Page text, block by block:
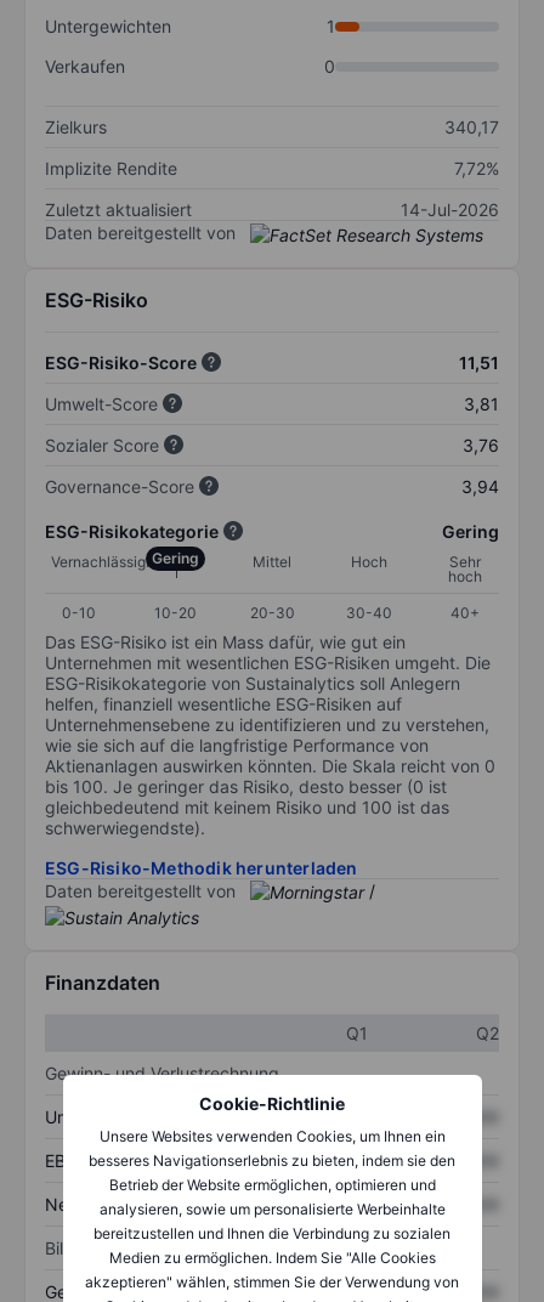
Cookie-Richtlinie
Unsere Websites verwenden Cookies, um Ihnen ein
besseres Navigationserlebnis zu bieten, indem sie den
Betrieb der Website ermöglichen, optimieren und
analysieren, sowie um personalisierte Werbeinhalte
bereitzustellen und Ihnen die Verbindung zu sozialen
Medien zu ermöglichen. Indem Sie "Alle Cookies
akzeptieren" wählen, stimmen Sie der Verwendung von
Untergewichten
1
Verkaufen
0
Zielkurs
340,17
Implizite Rendite
7,72%
Zuletzt aktualisiert
14-Jul-2026
Daten bereitgestellt von
ESG-Risiko
ESG-Risiko-Score
11,51
Umwelt-Score
3,81
Sozialer Score
3,76
Governance-Score
3,94
ESG-Risikokategorie Gering
VernachlässigbarGering Mittel Hoch
Sehr
hoch
0-10
10-20 20-30 30-40 40+
Das ESG-Risiko ist ein Mass dafür, wie gut ein
Unternehmen mit wesentlichen ESG-Risiken umgeht. Die
ESG-Risikokategorie von Sustainalytics soll Anlegern
helfen, finanziell wesentliche ESG-Risiken auf
Unternehmensebene zu identifizieren und zu verstehen,
wie sie sich auf die langfristige Performance von
Aktienanlagen auswirken könnten. Die Skala reicht von 0
bis 100. Je geringer das Risiko, desto besser (0 ist
gleichbedeutend mit keinem Risiko und 100 ist das
schwerwiegendste).
ESG-Risiko-Methodik herunterladen
Daten bereitgestellt von
/
Finanzdaten
Q1
Q2
Gewinn- und Verlustrechnung
Umsatz XXXXXXX
EBITDA XXXXXXX XXXXXXX
Nettoeinkommen XXXXXXX XXXXXXX
Bilanz
Gesamtvermögen XXXXXXX XXXXXXX